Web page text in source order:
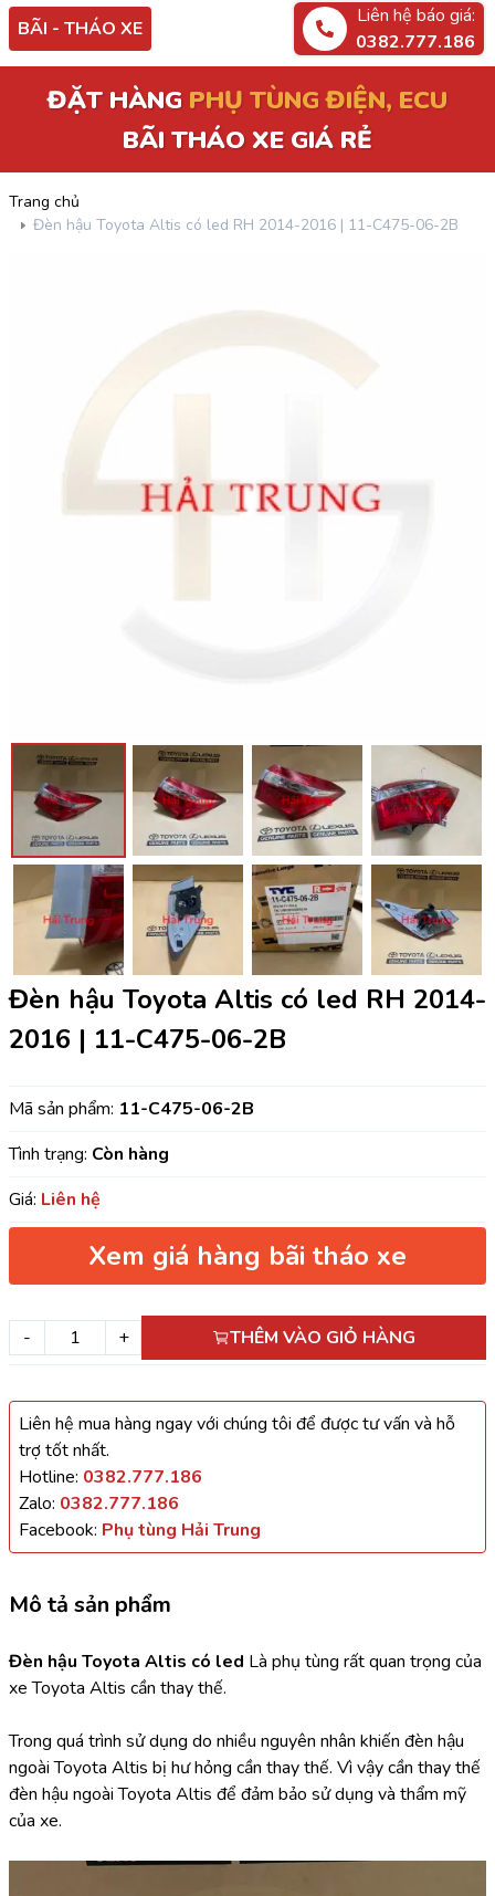
BÃI - THÁO XE
Liên hệ báo giá:
0382.777.186
ĐẶT HÀNGPHỤ TÙNG ĐIỆN, ECU
BÃI THÁO XE GIÁ RẺ
Trang chủ
Đèn hậu Toyota Altis có led RH 2014-2016 | 11-C475-06-2B
Đèn hậu Toyota Altis có led RH 2014-
2016 | 11-C475-06-2B
Mã sản phẩm: 11-C475-06-2B
Tình trạng: Còn hàng
Giá: Liên hệ
Xem giá hàng bãi tháo xe
- + THÊM VÀO GIỎ HÀNG
Liên hệ mua hàng ngay với chúng tôi để được tư vấn và hỗ
trợ tốt nhất.
Hotline: 0382.777.186
Zalo: 0382.777.186
Facebook: Phụ tùng Hải Trung
Mô tả sản phẩm
Đèn hậu Toyota Altis có led Là phụ tùng rất quan trọng của
xe Toyota Altis cần thay thế.
Trong quá trình sử dụng do nhiều nguyên nhân khiến đèn hậu
ngoài Toyota Altis bị hư hỏng cần thay thế. Vì vậy cần thay thế
đèn hậu ngoài Toyota Altis để đảm bảo sử dụng và thẩm mỹ
của xe.